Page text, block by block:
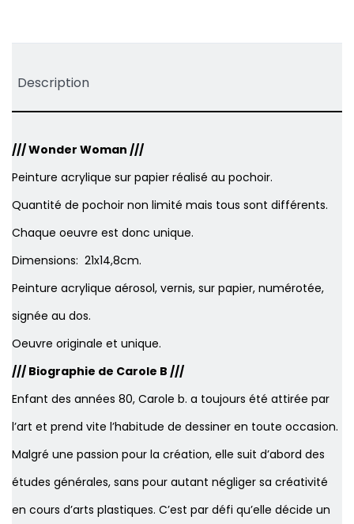
Description
/// Wonder Woman ///
Peinture acrylique sur papier réalisé au pochoir.
Quantité de pochoir non limité mais tous sont différents.
Chaque oeuvre est donc unique.
Dimensions: 21x14,8cm.
Peinture acrylique aérosol, vernis, sur papier, numérotée,
signée au dos.
Oeuvre originale et unique.
/// Biographie de Carole B ///
Enfant des années 80, Carole b. a toujours été attirée par
l’art et prend vite l’habitude de dessiner en toute occasion.
Malgré une passion pour la création, elle suit d’abord des
études générales, sans pour autant négliger sa créativité
en cours d’arts plastiques. C’est par défi qu’elle décide un